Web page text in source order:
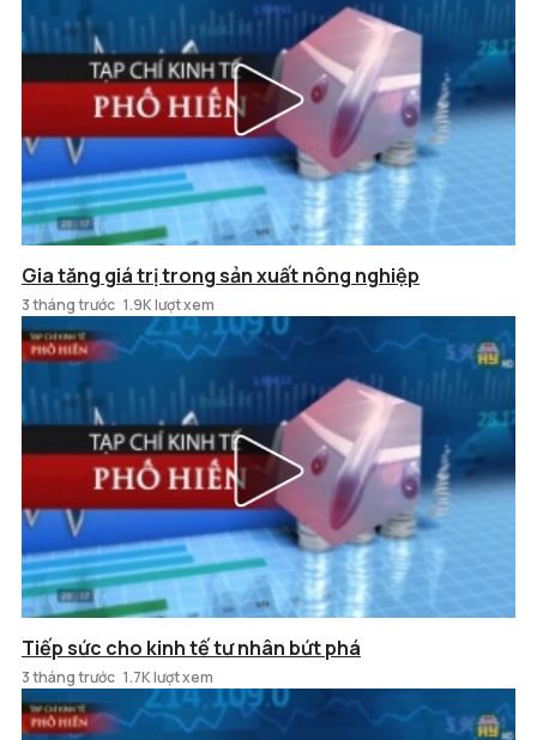
Gia tăng giá trị trong sản xuất nông nghiệp
3 tháng trước 1.9K lượt xem
Tiếp sức cho kinh tế tư nhân bứt phá
3 tháng trước 1.7K lượt xem